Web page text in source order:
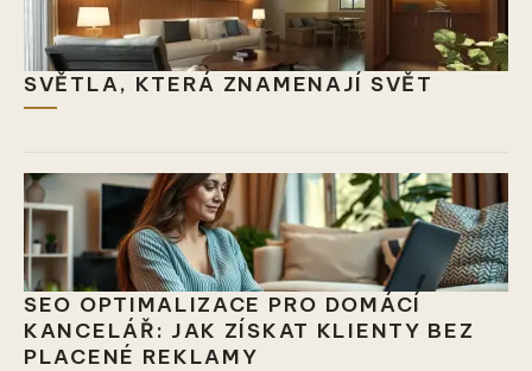
SVĚTLA, KTERÁ ZNAMENAJÍ SVĚT
SEO OPTIMALIZACE PRO DOMÁCÍ
KANCELÁŘ: JAK ZÍSKAT KLIENTY BEZ
PLACENÉ REKLAMY